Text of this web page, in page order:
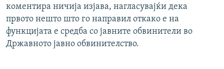
коментира ничија изјава, нагласувајќи дека
првото нешто што го направил откако е на
функцијата е средба со јавните обвинители во
Државното јавно обвинителство.